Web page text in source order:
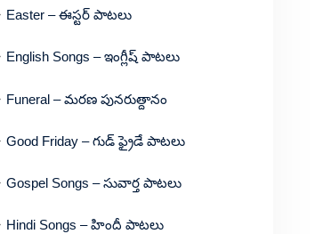
Easter – ఈస్టర్ పాటలు
English Songs – ఇంగ్లీష్ పాటలు
Funeral – మరణ పునరుత్దానం
Good Friday – గుడ్ ఫ్రైడే పాటలు
Gospel Songs – సువార్త పాటలు
Hindi Songs – హిందీ పాటలు